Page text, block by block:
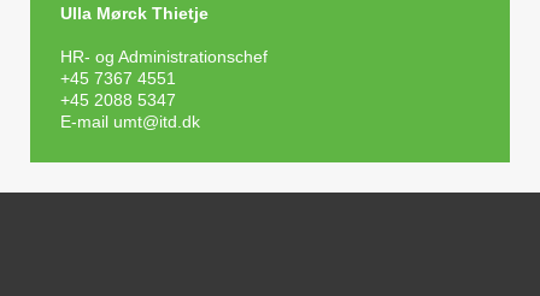
Ulla Mørck Thietje
HR- og Administrationschef
+45 7367 4551
+45 2088 5347
E-mail umt@itd.dk